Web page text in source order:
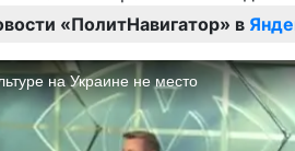
«ПолитНавигатор» в